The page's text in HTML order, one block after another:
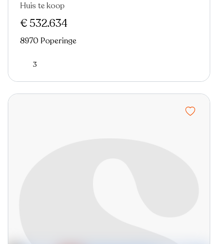
Huis te koop
€ 532.634
8970 Poperinge
3